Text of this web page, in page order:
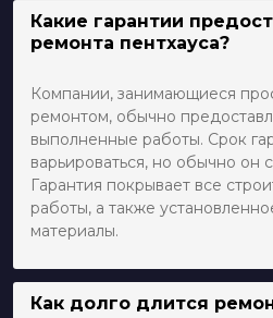
Какие гарантии
ремонта пентхауса?
Компании, занимающиеся
ремонтом, обычно
выполненные работы. Срок
варьироваться, но обычно он
Гарантия покрывает все
работы, а также
материалы.
Как долго длится